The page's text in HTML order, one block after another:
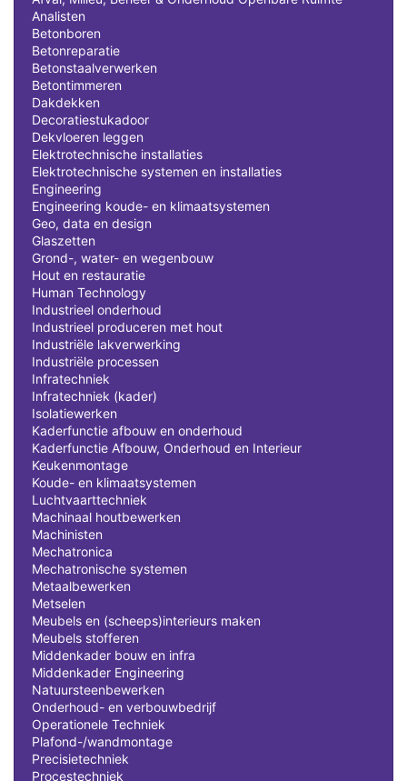
Analisten
Betonboren
Betonreparatie
Betonstaalverwerken
Betontimmeren
Dakdekken
Decoratiestukadoor
Dekvloeren leggen
Elektrotechnische installaties
Elektrotechnische systemen en installaties
Engineering
Engineering koude- en klimaatsystemen
Geo, data en design
Glaszetten
Grond-, water- en wegenbouw
Hout en restauratie
Human Technology
Industrieel onderhoud
Industrieel produceren met hout
Industriële lakverwerking
Industriële processen
Infratechniek
Infratechniek (kader)
Isolatiewerken
Kaderfunctie afbouw en onderhoud
Kaderfunctie Afbouw, Onderhoud en Interieur
Keukenmontage
Koude- en klimaatsystemen
Luchtvaarttechniek
Machinaal houtbewerken
Machinisten
Mechatronica
Mechatronische systemen
Metaalbewerken
Metselen
Meubels en (scheeps)interieurs maken
Meubels stofferen
Middenkader bouw en infra
Middenkader Engineering
Natuursteenbewerken
Onderhoud- en verbouwbedrijf
Operationele Techniek
Plafond-/wandmontage
Precisietechniek
Procestechniek